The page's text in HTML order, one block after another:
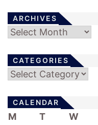
ARCHIVES
Archives
CATEGORIES
Categories
CALENDAR
M T W